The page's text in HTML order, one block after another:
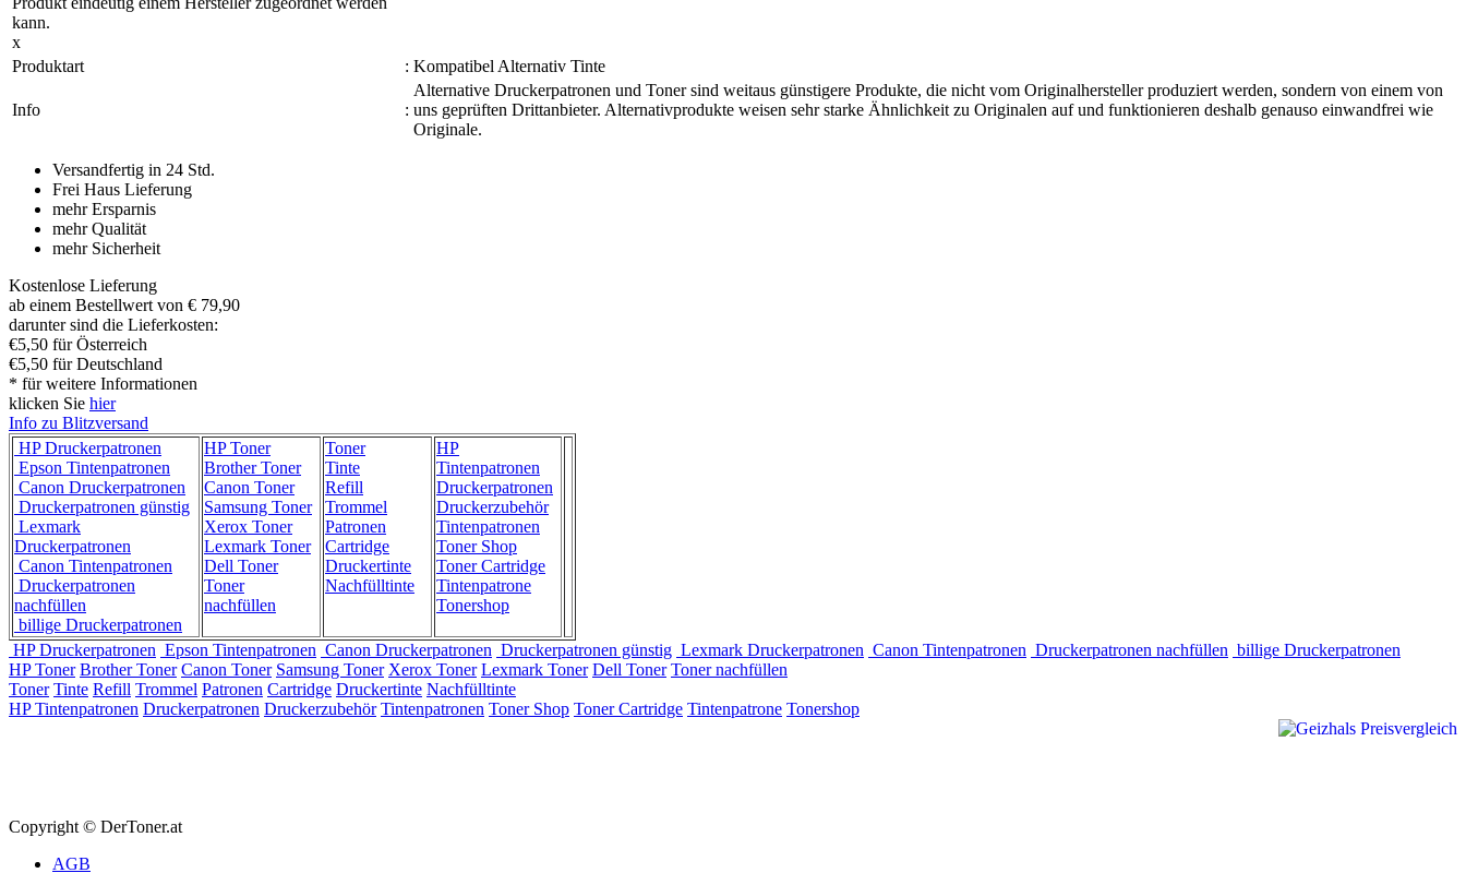
kann.
x
Produktart : Kompatibel Alternativ Tinte
Info :
Alternative Druckerpatronen und Toner sind weitaus günstigere Produkte, die nicht vom Originalhersteller produziert werden, sondern von einem von
uns geprüften Drittanbieter. Alternativprodukte weisen sehr starke Ähnlichkeit zu Originalen auf und funktionieren deshalb genauso einwandfrei wie
Originale.
Versandfertig in 24 Std.
Frei Haus Lieferung
mehr Ersparnis
mehr Qualität
mehr Sicherheit
Kostenlose Lieferung
ab einem Bestellwert von € 79,90
darunter sind die Lieferkosten:
€5,50 für Österreich
€5,50 für Deutschland
* für weitere Informationen
klicken Sie hier
Info zu Blitzversand
HP Druckerpatronen
Epson Tintenpatronen
Canon Druckerpatronen
Druckerpatronen günstig
Lexmark
Druckerpatronen
Canon Tintenpatronen
Druckerpatronen
nachfüllen
billige Druckerpatronen
HP Toner
Brother Toner
Canon Toner
Samsung Toner
Xerox Toner
Lexmark Toner
Dell Toner
Toner
nachfüllen
Toner
Tinte
Refill
Trommel
Patronen
Cartridge
Druckertinte
Nachfülltinte
HP
Tintenpatronen
Druckerpatronen
Druckerzubehör
Tintenpatronen
Toner Shop
Toner Cartridge
Tintenpatrone
Tonershop
HP Druckerpatronen Epson Tintenpatronen Canon Druckerpatronen Druckerpatronen günstig Lexmark Druckerpatronen Canon Tintenpatronen Druckerpatronen nachfüllen billige Druckerpatronen
HP Toner Brother Toner Canon Toner Samsung Toner Xerox Toner Lexmark Toner Dell Toner Toner nachfüllen
Toner Tinte Refill Trommel Patronen Cartridge Druckertinte Nachfülltinte
HP Tintenpatronen Druckerpatronen Druckerzubehör Tintenpatronen Toner Shop Toner Cartridge Tintenpatrone Tonershop
Copyright © DerToner.at
AGB